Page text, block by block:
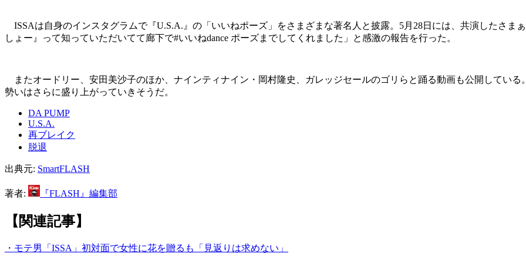
ISSAは自身のインスタグラムで『U.S.A.』の「いいねポーズ」をさまざまな著名人と披露。5月28日には、共演したさま
しょー』って知っていただいてて廊下で#いいねdance ポーズまでしてくれました」と感激の報告を行った。
またオードリー、安田美沙子のほか、ナインティナイン・岡村隆史、ガレッジセールのゴリらと踊る動画も公開してい
勢いはさらに盛り上がっていきそうだ。
DA PUMP
U.S.A.
再ブレイク
脱退
出典元: SmartFLASH
著者: 『FLASH』編集部
【関連記事】
・モテ男「ISSA」初対面で女性に花を贈るも「見返りは求めない」